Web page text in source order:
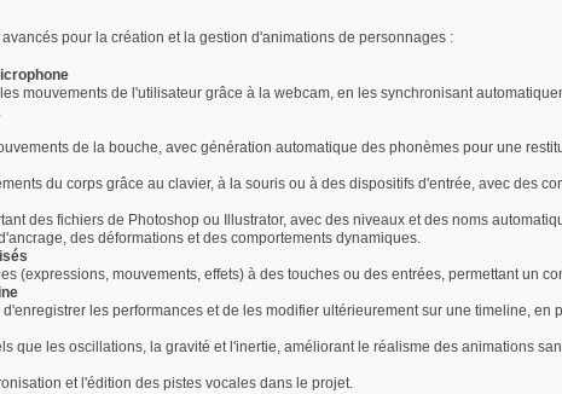
pour la création et la gestion d'animations de personnages :
mouvements de l'utilisateur grâce à la webcam, en les synchronisant
de la bouche, avec génération automatique des phonèmes pour une
du corps grâce au clavier, à la souris ou à des dispositifs d'entrée, avec des
des fichiers de Photoshop ou Illustrator, avec des niveaux et des noms
des déformations et des comportements dynamiques.
(expressions, mouvements, effets) à des touches ou des entrées, permettant un
les performances et de les modifier ultérieurement sur une timeline, en
que les oscillations, la gravité et l'inertie, améliorant le réalisme des animations
et l'édition des pistes vocales dans le projet.